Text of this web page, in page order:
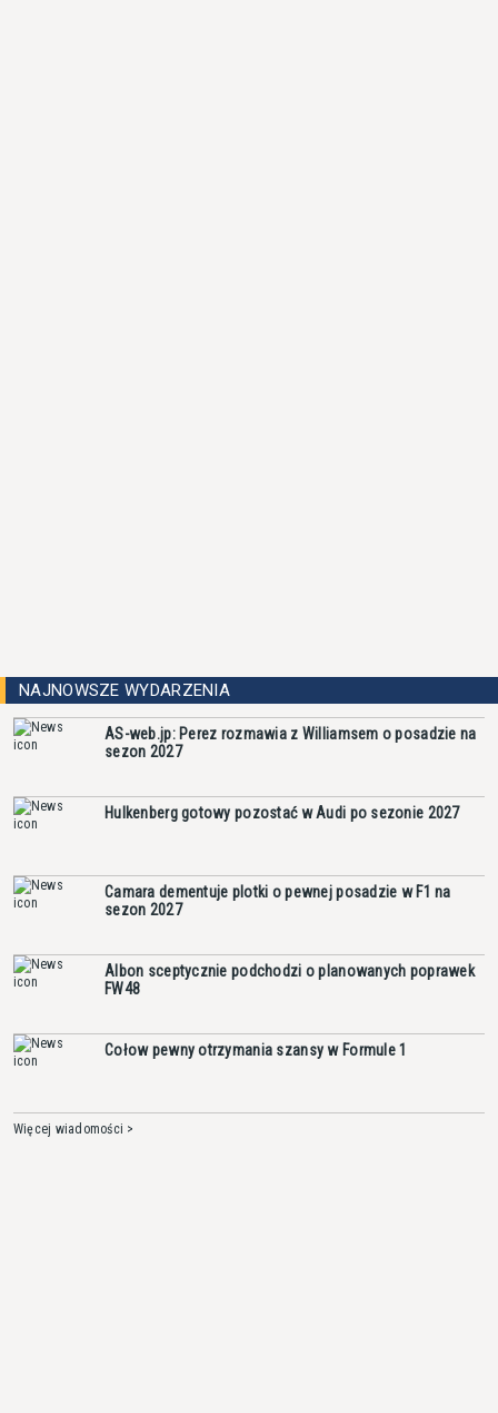
NAJNOWSZE WYDARZENIA
AS-web.jp: Perez rozmawia z Williamsem o posadzie na
sezon 2027
Hulkenberg gotowy pozostać w Audi po sezonie 2027
Camara dementuje plotki o pewnej posadzie w F1 na
sezon 2027
Albon sceptycznie podchodzi o planowanych poprawek
FW48
Cołow pewny otrzymania szansy w Formule 1
Więcej wiadomości >